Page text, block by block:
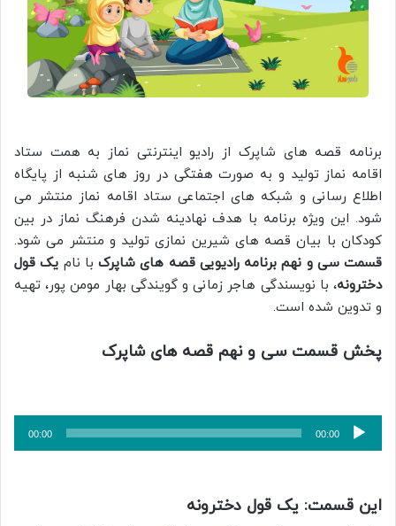
برنامه قصه های شاپرک از رادیو اینترنتی نماز به همت ستاد
اقامه نماز تولید و به صورت هفتگی در روز های شنبه از پایگاه
اطلاع رسانی و شبکه های اجتماعی ستاد اقامه نماز منتشر می
شود. این ویژه برنامه با هدف نهادینه شدن فرهنگ نماز در بین
کودکان با بیان قصه های شیرین نمازی تولید و منتشر می شود.
قسمت سی و نهم برنامه رادیویی قصه های شاپرک با نام یک قول
دخترونه، با نویسندگی هاجر زمانی و گویندگی بهار مومن پور، تهیه
و تدوین شده است.
پخش قسمت سی و نهم قصه های شاپرک
پخش‌کننده
صوت
00:00
00:00
این قسمت: یک قول دخترونه